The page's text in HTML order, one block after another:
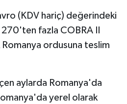
(KDV hariç) değerindeki
fazla COBRA II
ordusuna teslim
aylarda Romanya'da
yerel olarak